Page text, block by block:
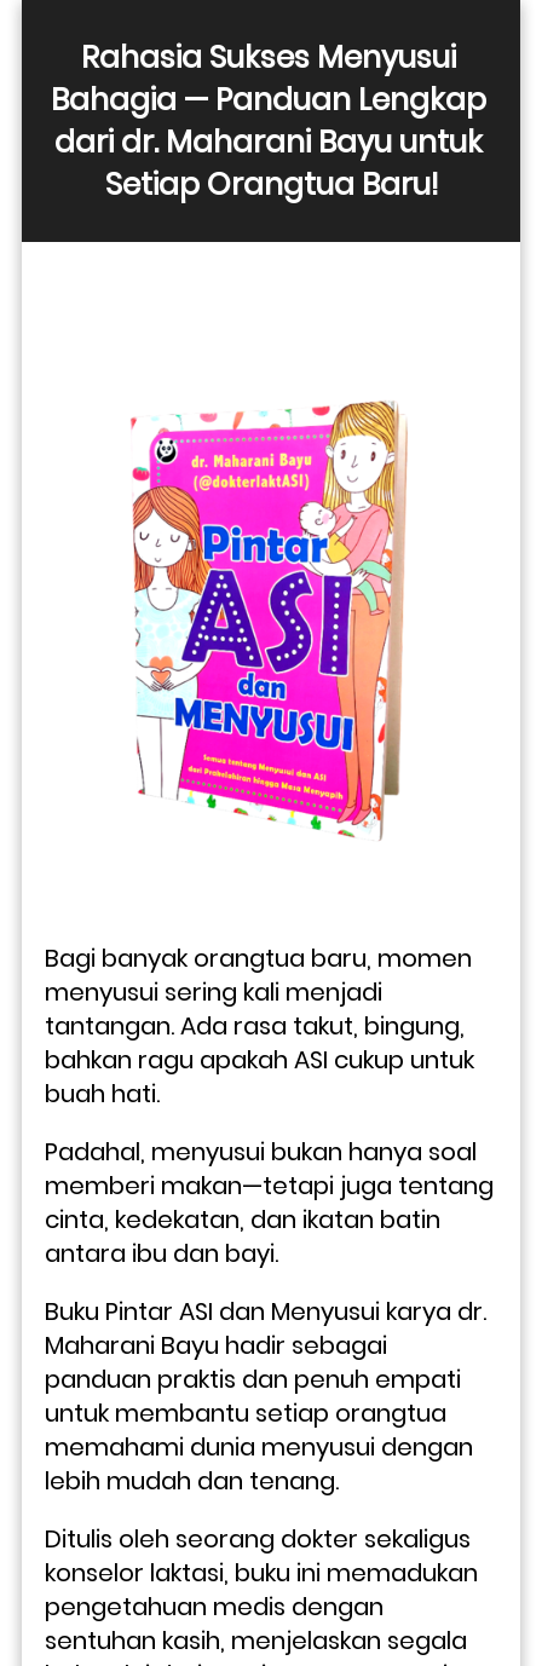
Rahasia Sukses Menyusui
Bahagia — Panduan Lengkap
dari dr. Maharani Bayu untuk
Setiap Orangtua Baru!
Bagi banyak orangtua baru, momen
menyusui sering kali menjadi
tantangan. Ada rasa takut, bingung,
bahkan ragu apakah ASI cukup untuk
buah hati.
Padahal, menyusui bukan hanya soal
memberi makan—tetapi juga tentang
cinta, kedekatan, dan ikatan batin
antara ibu dan bayi.
Buku Pintar ASI dan Menyusui karya dr.
Maharani Bayu hadir sebagai
panduan praktis dan penuh empati
untuk membantu setiap orangtua
memahami dunia menyusui dengan
lebih mudah dan tenang.
Ditulis oleh seorang dokter sekaligus
konselor laktasi, buku ini memadukan
pengetahuan medis dengan
sentuhan kasih, menjelaskan segala